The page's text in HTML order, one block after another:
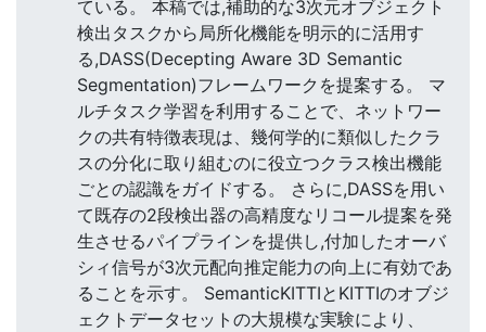
ている。 本稿では,補助的な3次元オブジェクト
検出タスクから局所化機能を明示的に活用す
る,DASS(Decepting Aware 3D Semantic
Segmentation)フレームワークを提案する。 マ
ルチタスク学習を利用することで、ネットワー
クの共有特徴表現は、幾何学的に類似したクラ
スの分化に取り組むのに役立つクラス検出機能
ごとの認識をガイドする。 さらに,DASSを用い
て既存の2段検出器の高精度なリコール提案を発
生させるパイプラインを提供し,付加したオーバ
シィ信号が3次元配向推定能力の向上に有効であ
ることを示す。 SemanticKITTIとKITTIのオブジ
ェクトデータセットの大規模な実験により、